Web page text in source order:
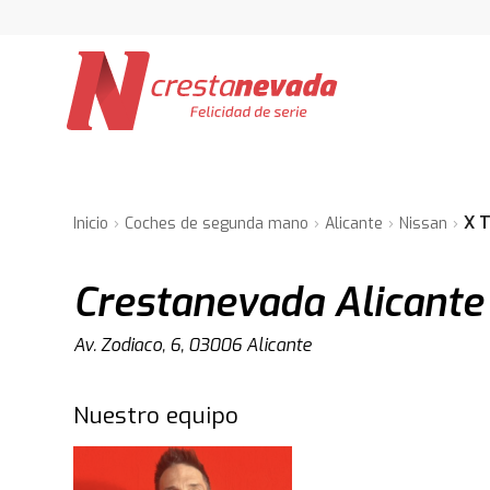
Inicio Coches de segunda mano Alicante Nissan X
Crestanevada Alicante
Av. Zodiaco, 6, 03006 Alicante
Nuestro equipo